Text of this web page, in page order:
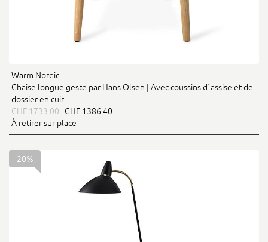
Warm Nordic
Chaise longue geste par Hans Olsen | Avec coussins d`assise et de
dossier en cuir
CHF 1733.00 CHF 1386.40
À retirer sur place
20%